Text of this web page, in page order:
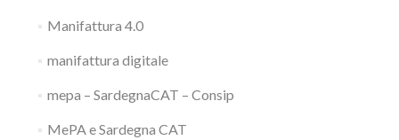
Manifattura 4.0
manifattura digitale
mepa – SardegnaCAT – Consip
MePA e Sardegna CAT